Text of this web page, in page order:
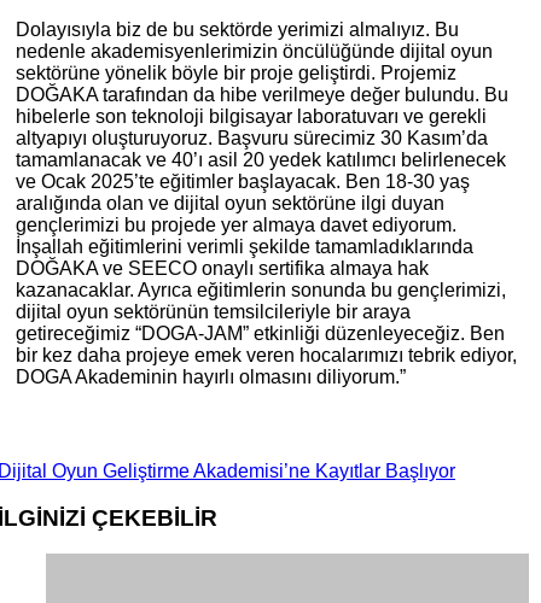
Dolayısıyla biz de bu sektörde yerimizi almalıyız. Bu
nedenle akademisyenlerimizin öncülüğünde dijital oyun
sektörüne yönelik böyle bir proje geliştirdi. Projemiz
DOĞAKA tarafından da hibe verilmeye değer bulundu. Bu
hibelerle son teknoloji bilgisayar laboratuvarı ve gerekli
altyapıyı oluşturuyoruz. Başvuru sürecimiz 30 Kasım’da
tamamlanacak ve 40’ı asil 20 yedek katılımcı belirlenecek
ve Ocak 2025’te eğitimler başlayacak. Ben 18-30 yaş
aralığında olan ve dijital oyun sektörüne ilgi duyan
gençlerimizi bu projede yer almaya davet ediyorum.
İnşallah eğitimlerini verimli şekilde tamamladıklarında
DOĞAKA ve SEECO onaylı sertifika almaya hak
kazanacaklar. Ayrıca eğitimlerin sonunda bu gençlerimizi,
dijital oyun sektörünün temsilcileriyle bir araya
getireceğimiz “DOGA-JAM” etkinliği düzenleyeceğiz. Ben
bir kez daha projeye emek veren hocalarımızı tebrik ediyor,
DOGA Akademinin hayırlı olmasını diliyorum.”
Oyun Geliştirme Akademisi’ne Kayıtlar Başlıyor
ÇEKEBİLİR